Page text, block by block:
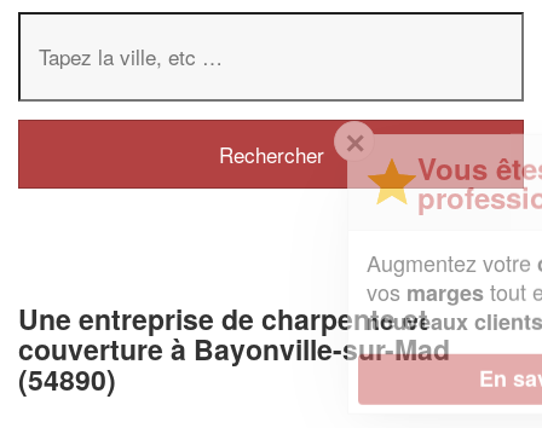
Une entreprise de charpente et
couverture à Bayonville-sur-Mad
(54890)
Vous êtes un
professionnel ?
chiffre d'affaireset
tout en gagnant de
nouveaux clients!